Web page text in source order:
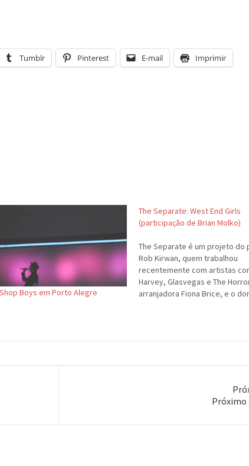
Tumblr Pinterest E-mail Imprimir
Boys em Porto Alegre
The Separate: West End Girls
(participação de Brian Molko)
The Separate é um projeto do
Rob Kirwan, quem trabalhou
recentemente com artistas
Harvey, Glasvegas e The
arranjadora Fiona Brice, e o
de encerrar o selo e Cullen…
Próximo